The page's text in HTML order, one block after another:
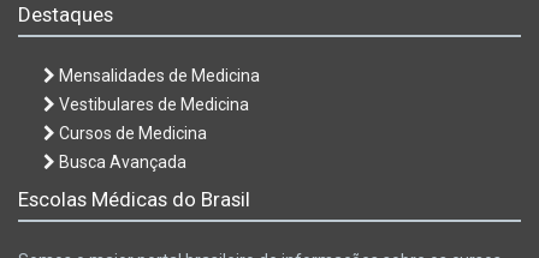
Destaques
Mensalidades de Medicina
Vestibulares de Medicina
Cursos de Medicina
Busca Avançada
Escolas Médicas do Brasil